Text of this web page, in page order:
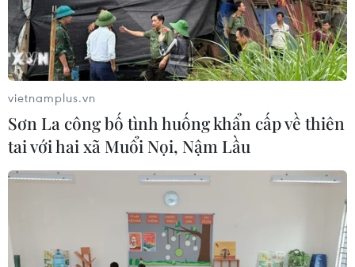
Cảnh báo sóng to, gió lớn ở vùng biển
Bình Thuận đến Cà Mau
14/09/2019 12:34
Trong đêm 14/9 và ngày 15/9, ở vùng biển từ Bình
Thuận đến Cà Mau, khu vực giữa và Nam Biển Đông có
gió Tây đến Tây Nam mạnh cấp 5, có lúc cấp 6, giật
cấp 7-8. Sóng biển cao 2-3m; biển động.
vietnamplus.vn
Sơn La công bố tình huống khẩn cấp về thiên
tai với hai xã Muổi Nọi, Nậm Lầu